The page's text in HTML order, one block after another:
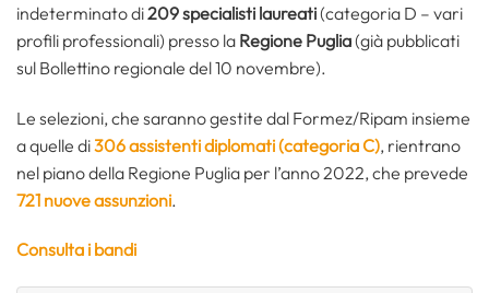
indeterminato di209 specialisti laureati(categoria D – vari
profili professionali) presso la Regione Puglia(già pubblicati
sul Bollettino regionale del 10 novembre).
Le selezioni, che saranno gestite dal Formez/Ripam insieme
a quelle di306 assistenti diplomati (categoria C), rientrano
nel piano della Regione Puglia per l’anno 2022, che prevede
721 nuove assunzioni.
Consulta i bandi